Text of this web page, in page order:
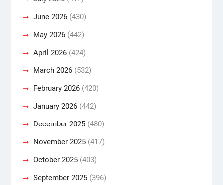
June 2026(430)
May 2026(442)
April 2026(424)
March 2026(532)
February 2026(420)
January 2026(442)
December 2025(480)
November 2025(417)
October 2025(403)
September 2025(396)